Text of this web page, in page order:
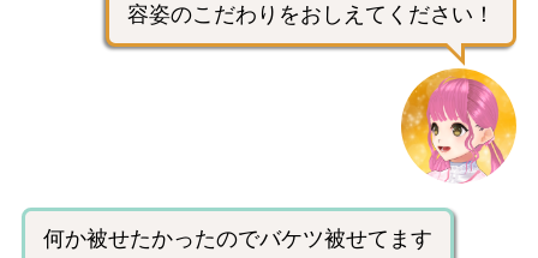
容姿のこだわりをおしえてください！
何か被せたかったのでバケツ被せてます